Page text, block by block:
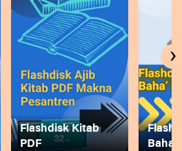
Flashdisk Kitab
PDF
Baha
›